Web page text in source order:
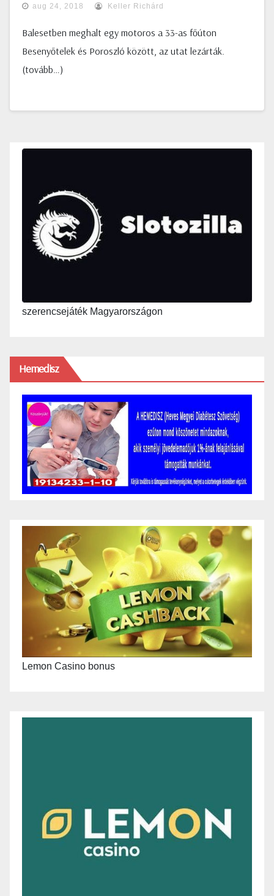
aug 24, 2018 Keller Richárd
Balesetben meghalt egy motoros a 33-as főúton
Besenyőtelek és Poroszló között, az utat lezárták.
(tovább…)
szerencsejáték Magyarországon
Hemedisz
Lemon Casino bonus